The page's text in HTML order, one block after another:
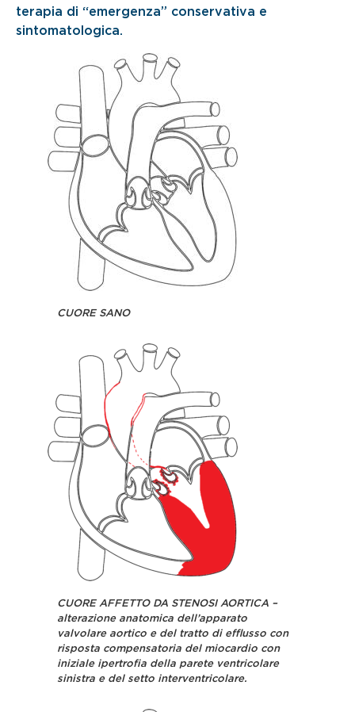
terapia di “emergenza” conservativa e
sintomatologica.
CUORE SANO
CUORE AFFETTO DA STENOSI AORTICA –
alterazione anatomica dell’apparato
valvolare aortico e del tratto di efflusso con
risposta compensatoria del miocardio con
iniziale ipertrofia della parete ventricolare
sinistra e del setto interventricolare.